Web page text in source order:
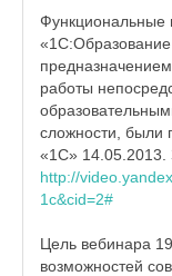
Функциональные
работы
сложности, были
«1С» 14.05.2013.
http://
1c&cid=2#
Цель вебинара
возможностей